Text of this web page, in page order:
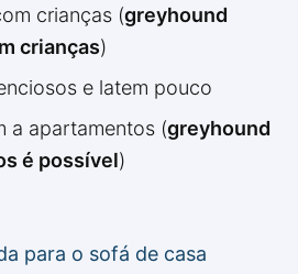
crianças (greyhound
crianças)
e latem pouco
a apartamentos (greyhound
é possível)
para o sofá de casa